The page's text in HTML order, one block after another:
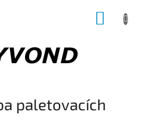
paletovacích